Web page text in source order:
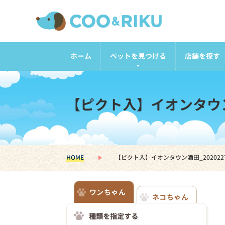
ホーム ペットを見つける 店舗を探す
【ピクト入】イオンタ
HOME 【ピクト入】イオンタウン酒田
ワンちゃん
ネコちゃん
種類を指定する